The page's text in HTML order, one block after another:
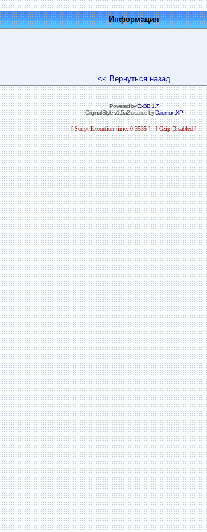
Информация
<< Вернуться назад
Powered byExBB 1.7
Original Style v1.5a2 created byDaemon.XP
[ Script Execution time: 0.3535 ] [ Gzip Disabled ]